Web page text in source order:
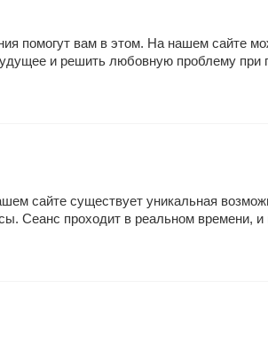
помогут вам в этом. На нашем сайте
и решить любовную проблему
сайте существует уникальная
Сеанс проходит в реальном